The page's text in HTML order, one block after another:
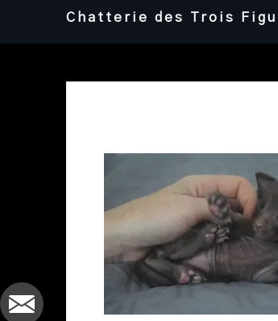
Chatterie des Trois